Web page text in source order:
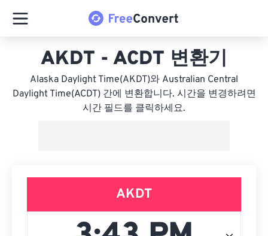
AKDT - ACDT 변환기
Alaska Daylight Time(AKDT)와 Australian Central
Daylight Time(ACDT) 간에 변환합니다. 시간을 변경하려면
시간 필드를 클릭하세요.
AKDT